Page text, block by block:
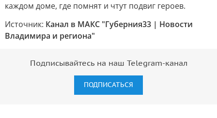
каждом доме, где помнят и чтут подвиг героев.
Источник: Канал в МАКС "Губерния33 | Новости
Владимира и региона"
Подписывайтесь на наш Telegram-канал
ПОДПИСАТЬСЯ